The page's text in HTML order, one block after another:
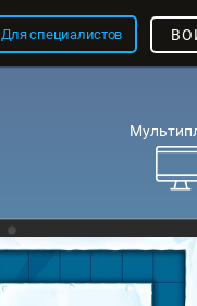
Для специалистов